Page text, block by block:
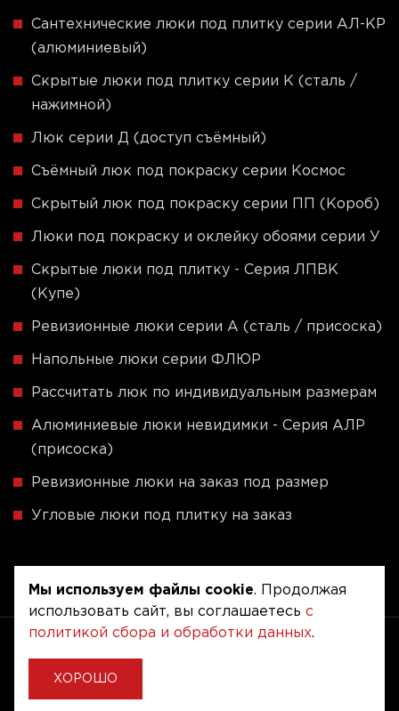
Сантехнические люки под плитку серии АЛ-КР
(алюминиевый)
Скрытые люки под плитку серии K (сталь /
нажимной)
Люк серии Д (доступ съёмный)
Съёмный люк под покраску серии Космос
Скрытый люк под покраску серии ПП (Короб)
Люки под покраску и оклейку обоями серии У
Скрытые люки под плитку - Серия ЛПВК
(Купе)
Ревизионные люки серии A (сталь / присоска)
Напольные люки серии ФЛЮР
Рассчитать люк по индивидуальным размерам
Алюминиевые люки невидимки - Серия АЛР
(присоска)
Ревизионные люки на заказ под размер
Угловые люки под плитку на заказ
Copyright © 2020 - 2026. Люкер, ревизионные
сантехнические люки.
Разработка и продвижение -
Мы используем файлы cookie. Продолжая
использовать сайт, вы соглашаетесь с
политикой сбора и обработки данных.
ХОРОШО